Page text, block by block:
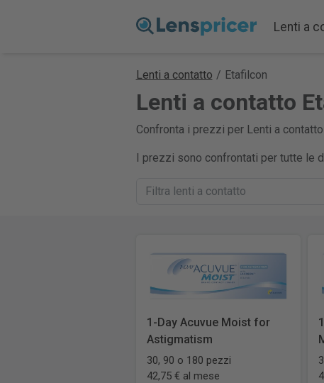
Lenti a
Lenti a contatto / Etafilcon
Lenti a contatto
Confronta i prezzi per Lenti a
I prezzi sono confrontati per tutte le
1-Day Acuvue Moist for
Astigmatism
30, 90 o 180 pezzi
42,75 € al mese